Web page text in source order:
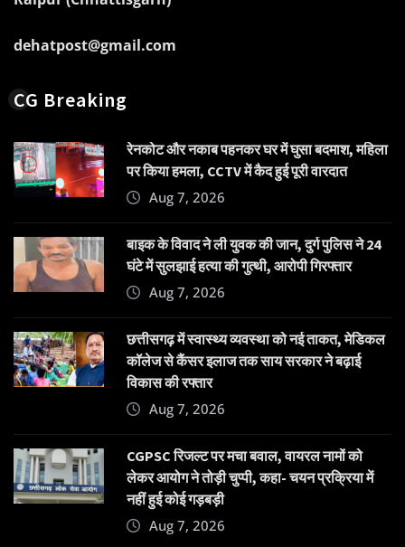
dehatpost@gmail.com
CG Breaking
रेनकोट और नकाब पहनकर घर में घुसा बदमाश, महिला
पर किया हमला, CCTV में कैद हुई पूरी वारदात
Aug 7, 2026
बाइक के विवाद ने ली युवक की जान, दुर्ग पुलिस ने 24
घंटे में सुलझाई हत्या की गुत्थी, आरोपी गिरफ्तार
Aug 7, 2026
छत्तीसगढ़ में स्वास्थ्य व्यवस्था को नई ताकत, मेडिकल
कॉलेज से कैंसर इलाज तक साय सरकार ने बढ़ाई
विकास की रफ्तार
Aug 7, 2026
CGPSC रिजल्ट पर मचा बवाल, वायरल नामों को
लेकर आयोग ने तोड़ी चुप्पी, कहा- चयन प्रक्रिया में
नहीं हुई कोई गड़बड़ी
Aug 7, 2026